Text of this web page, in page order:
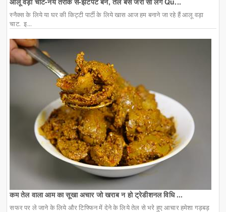
स्नैक्स के लिये या घर की किट्टी पार्टी के लिये खास आज हम बनाने जा रहे हैं आलू वड़ा
चाट. इ...
कम तेल वाला आम का सूखा अचार जो खराब न हो ट्रेडीशनल विधि ...
सफर पर ले जाने के लिये और टिफ्फिन में देने के लिये तेल से भरे हुए आचार हमेशा गड़बड़